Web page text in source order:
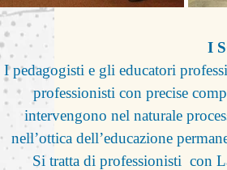
I
I pedagogisti e gli educatori
professionisti con precise
intervengono nel naturale
nell’ottica dell’educazione
Si tratta di professionisti con